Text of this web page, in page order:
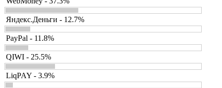
Яндекс.Деньги - 12.7%
PayPal - 11.8%
QIWI - 25.5%
LiqPAY - 3.9%